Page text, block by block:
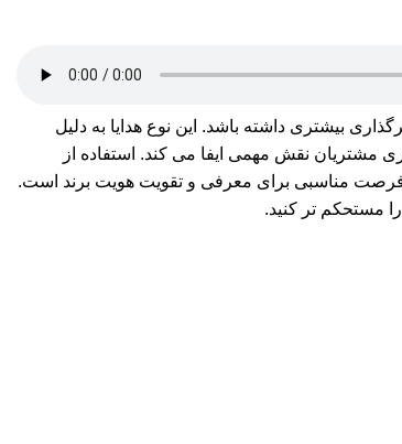
بیشتری داشته باشد. این نوع هدایا به دلیل
مشتریان نقش مهمی ایفا می کند. استفاده از
فرصت مناسبی برای معرفی و تقویت هویت برند است.
را مستحکم تر کنید.